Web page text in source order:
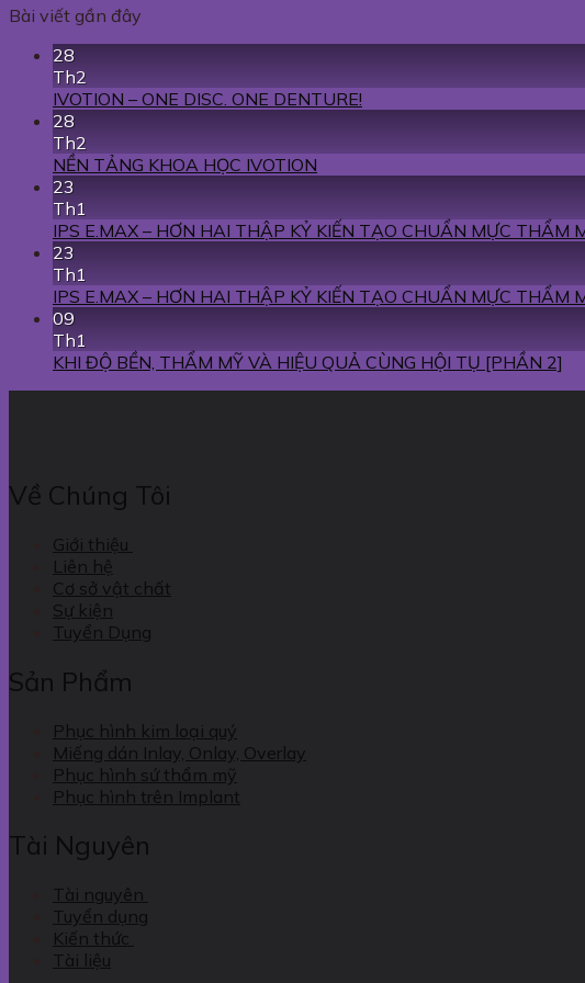
Bài viết gần đây
28
Th2
IVOTION – ONE DISC. ONE DENTURE!
28
Th2
NỀN TẢNG KHOA HỌC IVOTION
23
Th1
IPS E.MAX – HƠN HAI THẬP KỶ KIẾN TẠO CHUẨN MỰC THẨM
23
Th1
IPS E.MAX – HƠN HAI THẬP KỶ KIẾN TẠO CHUẨN MỰC THẨM
09
Th1
KHI ĐỘ BỀN, THẨM MỸ VÀ HIỆU QUẢ CÙNG HỘI TỤ [PHẦN 2]
Về Chúng Tôi
Giới thiệu
Liên hệ
Cơ sở vật chất
Sự kiện
Tuyển Dụng
Sản Phẩm
Phục hình kim loại quý
Miếng dán Inlay, Onlay, Overlay
Phục hình sứ thẩm mỹ
Phục hình trên Implant
Tài Nguyên
Tài nguyên
Tuyển dụng
Kiến thức
Tài liệu